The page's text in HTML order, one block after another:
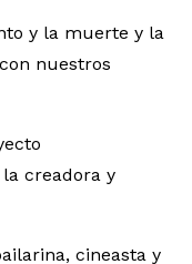
y la muerte y la
nuestros
creadora y
cineasta y